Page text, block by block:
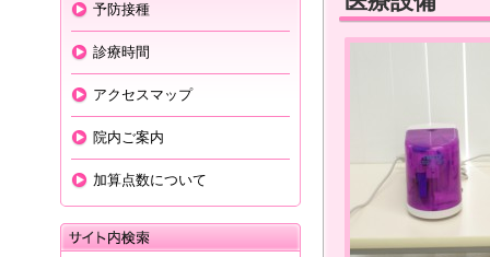
予防接種
診療時間
アクセスマップ
院内ご案内
加算点数について